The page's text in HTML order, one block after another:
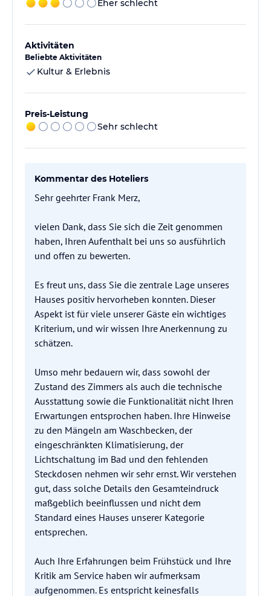
Eher schlecht
Aktivitäten
Beliebte Aktivitäten
Kultur & Erlebnis
Preis-Leistung
Sehr schlecht
Kommentar des Hoteliers
Sehr geehrter Frank Merz,
vielen Dank, dass Sie sich die Zeit genommen
haben, Ihren Aufenthalt bei uns so ausführlich
und offen zu bewerten.
Es freut uns, dass Sie die zentrale Lage unseres
Hauses positiv hervorheben konnten. Dieser
Aspekt ist für viele unserer Gäste ein wichtiges
Kriterium, und wir wissen Ihre Anerkennung zu
schätzen.
Umso mehr bedauern wir, dass sowohl der
Zustand des Zimmers als auch die technische
Ausstattung sowie die Funktionalität nicht Ihren
Erwartungen entsprochen haben. Ihre Hinweise
zu den Mängeln am Waschbecken, der
eingeschränkten Klimatisierung, der
Lichtschaltung im Bad und den fehlenden
Steckdosen nehmen wir sehr ernst. Wir verstehen
gut, dass solche Details den Gesamteindruck
maßgeblich beeinflussen und nicht dem
Standard eines Hauses unserer Kategorie
entsprechen.
Auch Ihre Erfahrungen beim Frühstück und Ihre
Kritik am Service haben wir aufmerksam
aufgenommen. Es entspricht keinesfalls